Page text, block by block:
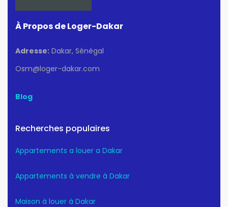
À Propos de Loger-Dakar
Adresse: Dakar, Sénégal
Osm@loger-dakar.com
Blog
Recherches populaires
Appartements a louer a Dakar
Appartements à vendre à Dakar
Maison à louer à Dakar